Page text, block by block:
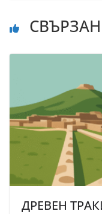
ДРЕВЕН